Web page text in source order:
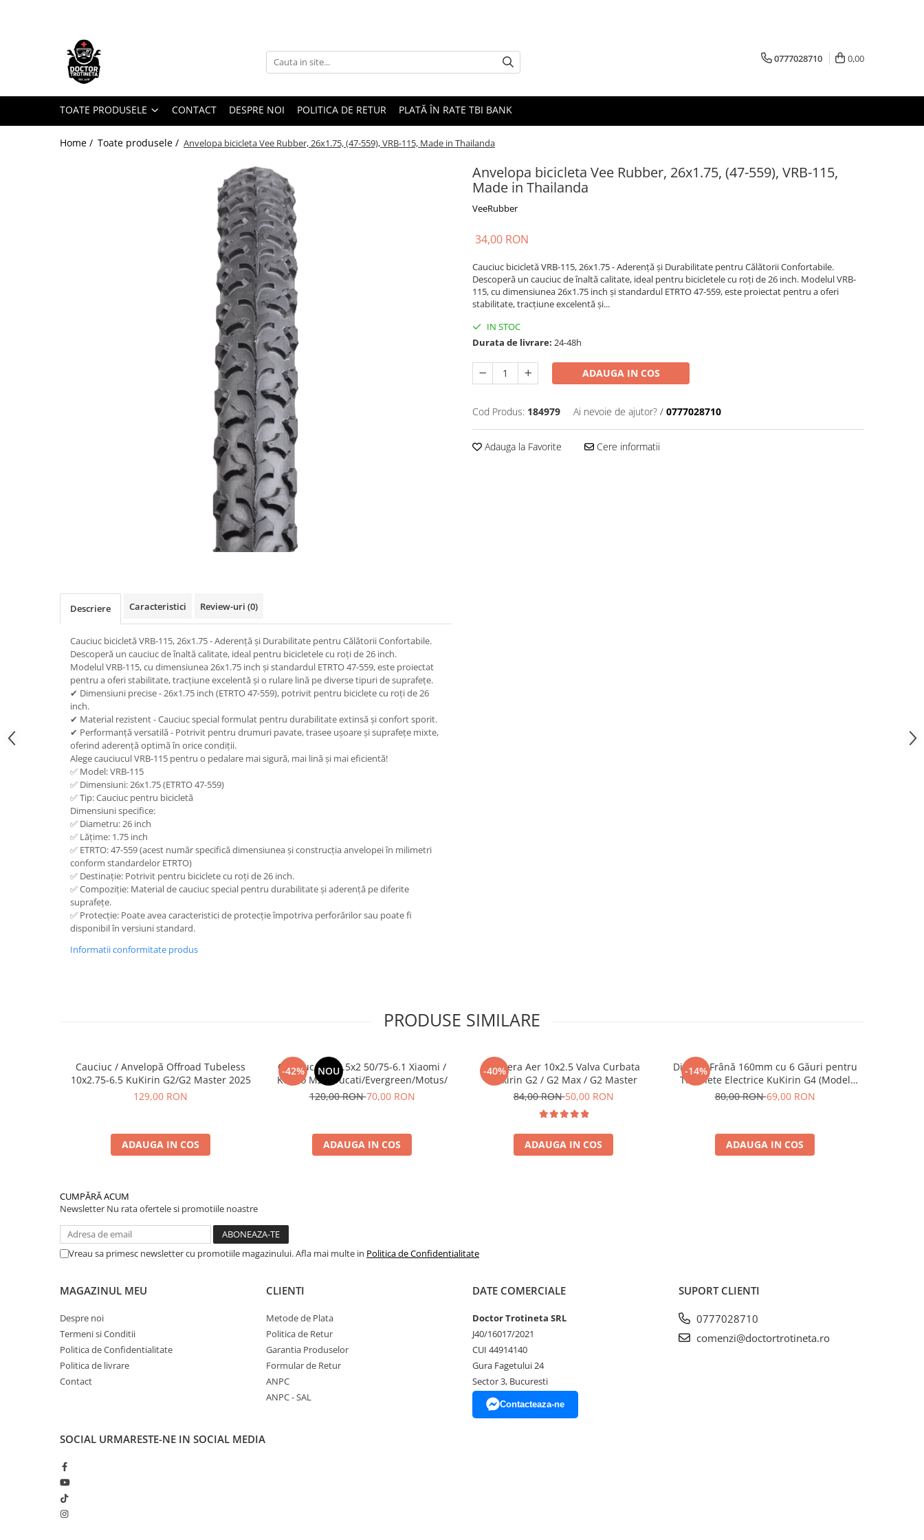
Toate Produsele
Piese de schimb
https://www.doctortrotineta.ro/electrica
Acceleratie
https://www.doctortrotineta.ro/cauciucuri-
https://www.doctortrotineta.ro/cauciucuri-
cauciucuri-bicicleta
Camere bicicleta
Cauciuc tubeless cu GEL antipană
Accesorii
Trotinete electrice
Biciclete Electrice
Anvelope moto
Camere moto
Anvelope ATV
Cauciucuri bicicleta
Anvelope și Camere Utilaje
https://www.doctortrotineta.ro/plata-
forceOriginalForEdit=1&preview=00681
0777028710 0,00
TOATE PRODUSELE CONTACT DESPRE NOI POLITICA DE RETUR PLATĂ ÎN RATE TBI BANK
Home / Toate produsele / Anvelopa bicicleta Vee Rubber, 26x1.75, (47-559), VRB-115, Made in Thailanda
Anvelopa bicicleta Vee Rubber, 26x1.75, (47-559), VRB-115,
Made in Thailanda
VeeRubber
34,00 RON
Cauciuc bicicletă VRB-115, 26x1.75 - Aderență și Durabilitate pentru Călătorii Confortabile.
Descoperă un cauciuc de înaltă calitate, ideal pentru bicicletele cu roți de 26 inch. Modelul VRB-
115, cu dimensiunea 26x1.75 inch și standardul ETRTO 47-559, este proiectat pentru a oferi
stabilitate, tracțiune excelentă și...
IN STOC
Durata de livrare: 24-48h
ADAUGA IN COS
Cod Produs: 184979 Ai nevoie de ajutor? / 0777028710
Adauga la Favorite Cere informatii
Descriere Caracteristici Review-uri (0)
Cauciuc bicicletă VRB-115, 26x1.75 - Aderență și Durabilitate pentru Călătorii Confortabile.
Descoperă un cauciuc de înaltă calitate, ideal pentru bicicletele cu roți de 26 inch.
Modelul VRB-115, cu dimensiunea 26x1.75 inch și standardul ETRTO 47-559, este proiectat
pentru a oferi stabilitate, tracțiune excelentă și o rulare lină pe diverse tipuri de suprafețe.
✔ Dimensiuni precise - 26x1.75 inch (ETRTO 47-559), potrivit pentru biciclete cu roți de 26
inch.
✔ Material rezistent - Cauciuc special formulat pentru durabilitate extinsă și confort sporit.
✔ Performanță versatilă - Potrivit pentru drumuri pavate, trasee ușoare și suprafețe mixte,
oferind aderență optimă în orice condiții.
Alege cauciucul VRB-115 pentru o pedalare mai sigură, mai lină și mai eficientă!
✅ Model: VRB-115
✅ Dimensiuni: 26x1.75 (ETRTO 47-559)
✅ Tip: Cauciuc pentru bicicletă
Dimensiuni specifice:
✅ Diametru: 26 inch
✅ Lățime: 1.75 inch
✅ ETRTO: 47-559 (acest număr specifică dimensiunea și construcția anvelopei în milimetri
conform standardelor ETRTO)
✅ Destinație: Potrivit pentru biciclete cu roți de 26 inch.
✅ Compoziție: Material de cauciuc special pentru durabilitate și aderență pe diferite
suprafețe.
✅ Protecție: Poate avea caracteristici de protecție împotriva perforărilor sau poate fi
disponibil în versiuni standard.
Informatii conformitate produs
PRODUSE SIMILARE
Cauciuc / Anvelopă Offroad Tubeless
10x2.75-6.5 KuKirin G2/G2 Master 2025
129,00 RON
ADAUGA IN COS
-42% NOU
Cauciuc Plin 8.5x2 50/75-6.1 Xiaomi /
Kugoo M2 / Ducati/Evergreen/Motus/
120,00 RON70,00 RON
ADAUGA IN COS
-40%
Camera Aer 10x2.5 Valva Curbata
Kukirin G2 / G2 Max / G2 Master
84,00 RON50,00 RON
ADAUGA IN COS
-14%
Disc de Frână 160mm cu 6 Găuri pentru
Trotinete Electrice KuKirin G4 (Model
2025) și KuKirin G2 – Performanță
80,00 RON69,00 RON
ADAUGA IN COS
CUMPĂRĂ ACUM
Newsletter Nu rata ofertele si promotiile noastre
Vreau sa primesc newsletter cu promotiile magazinului. Afla mai multe in Politica de Confidentialitate
MAGAZINUL MEU
Despre noi
Termeni si Conditii
Politica de Confidentialitate
Politica de livrare
Contact
CLIENTI
Metode de Plata
Politica de Retur
Garantia Produselor
Formular de Retur
ANPC
ANPC - SAL
DATE COMERCIALE
Doctor Trotineta SRL
J40/16017/2021
CUI 44914140
Gura Fagetului 24
Sector 3, Bucuresti
Contacteaza-ne
SUPORT CLIENTI
0777028710
comenzi@doctortrotineta.ro
SOCIAL URMARESTE-NE IN SOCIAL MEDIA